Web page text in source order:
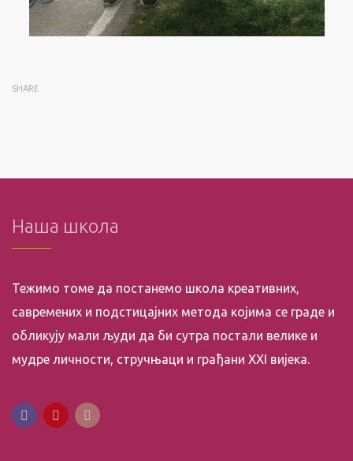
SHARE
Наша школа
Тежимо томе да постанемо школа креативних,
савремених и подстицајних метода којима се граде и
обликују мали људи да би сутра постали велике и
мудре личности, стручњаци и грађани XXI вијека.